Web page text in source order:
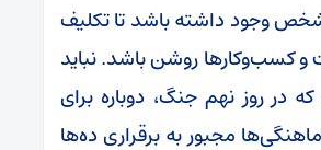
وجود داشته باشد تا تکلیف
کسب‌وکارها روشن باشد. نباید
در روز نهم جنگ، دوباره برای
مجبور به برقراری ده‌ها